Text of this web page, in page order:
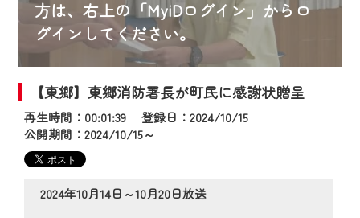
方は、右上の「MyiDログイン」からロ
グインしてください。
【東郷】東郷消防署長が町民に感謝状贈呈
再生時間：00:01:39 登録日：2024/10/15
公開期間：2024/10/15～
2024年10月14日～10月20日放送
2024/09/02
動画配信サービス『CCNet Web TV』は2024
年9月24日からリニューアルします！
【変更点】
◆デザイン変更により、お住まいの地域
の動画コンテンツが一目瞭然。
◆当社アプリやＰＣブラウザから、いつ
でも・どこでも・外出先でも！